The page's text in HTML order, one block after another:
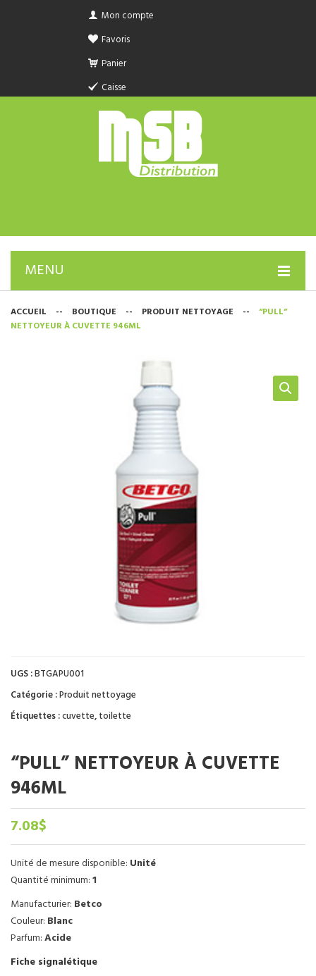
Mon compte
Favoris
Panier
Caisse
MENU
PRODUIT SANITAIRE.COM
ACCUEIL -- BOUTIQUE -- PRODUIT NETTOYAGE --
“PULL”
NETTOYEUR À CUVETTE 946ML
UGS :BTGAPU001
Catégorie :Produit nettoyage
Étiquettes :cuvette,toilette
“PULL” NETTOYEUR À CUVETTE
946ML
7.08$
Unité de mesure disponible: Unité
Quantité minimum:1
Manufacturier: Betco
Couleur: Blanc
Parfum:Acide
Fiche signalétique